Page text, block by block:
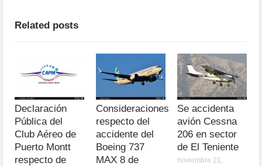
Related posts
Declaración
Pública del
Club Aéreo de
Puerto Montt
respecto de
Consideraciones
respecto del
accidente del
Boeing 737
MAX 8 de
Se accidenta
avión Cessna
206 en sector
de El Teniente
noviembre 21,